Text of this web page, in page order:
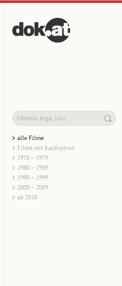
alle Filme
Filme mit Kaufoption
1970 – 1979
1980 – 1989
1990 – 1999
2000 – 2009
ab 2010